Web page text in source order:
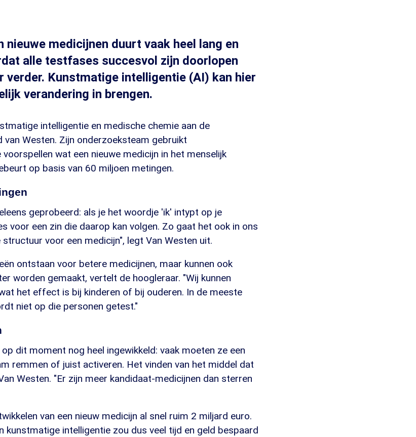
nieuwe medicijnen duurt vaak heel lang en
alle testfases succesvol zijn doorlopen
verder. Kunstmatige intelligentie (AI) kan hier
verandering in brengen.
intelligentie en medische chemie aan de
van Westen. Zijn onderzoeksteam gebruikt
wat een nieuwe medicijn in het menselijk
op basis van 60 miljoen metingen.
geprobeerd: als je het woordje 'ik' intypt op je
voor een zin die daarop kan volgen. Zo gaat het ook in ons
voor een medicijn", legt Van Westen uit.
ontstaan voor betere medicijnen, maar kunnen ook
worden gemaakt, vertelt de hoogleraar. "Wij kunnen
het effect is bij kinderen of bij ouderen. In de meeste
niet op die personen getest."
dit moment nog heel ingewikkeld: vaak moeten ze een
remmen of juist activeren. Het vinden van het middel dat
Westen. "Er zijn meer kandidaat-medicijnen dan sterren
van een nieuw medicijn al snel ruim 2 miljard euro.
kunstmatige intelligentie zou dus veel tijd en geld bespaard